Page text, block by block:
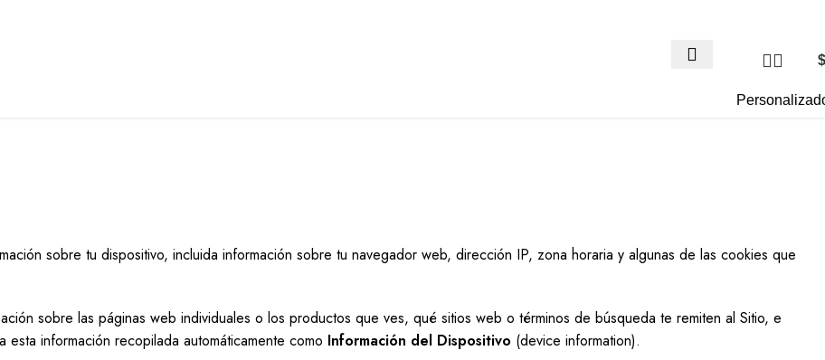
$
sobre tu dispositivo, incluida información sobre tu navegador web, dirección IP, zona horaria y algunas de las cookies que
sobre las páginas web individuales o los productos que ves, qué sitios web o términos de búsqueda te remiten al Sitio, e
información recopilada automáticamente como Información del Dispositivo (device information).